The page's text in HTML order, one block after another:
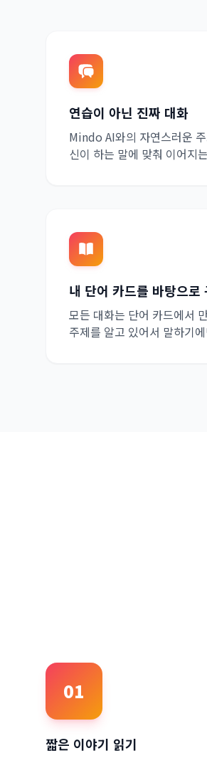
연습이 아닌 진짜 대화
Mindo AI와의 자연스러운
신이 하는 말에 맞춰 이어지
내 단어 카드를 바탕으로
모든 대화는 단어 카드에서
주제를 알고 있어서 말하기
01
짧은 이야기 읽기